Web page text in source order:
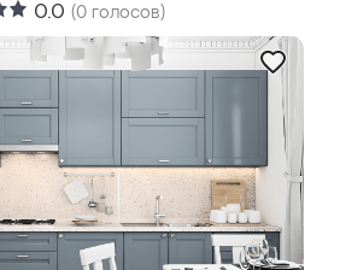
0.0 (0 голосов)